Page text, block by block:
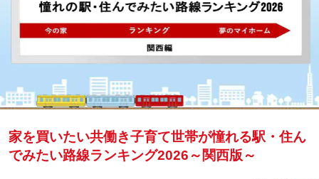
家を買いたい共働き子育て世帯が憧れる駅・住ん
でみたい路線ランキング2026～関西版～